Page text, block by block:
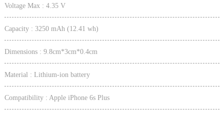
Voltage Max : 4.35 V
Capacity : 3250 mAh (12.41 wh)
Dimensions : 9.8cm*3cm*0.4cm
Material : Lithium-ion battery
Compatibility : Apple iPhone 6s Plus